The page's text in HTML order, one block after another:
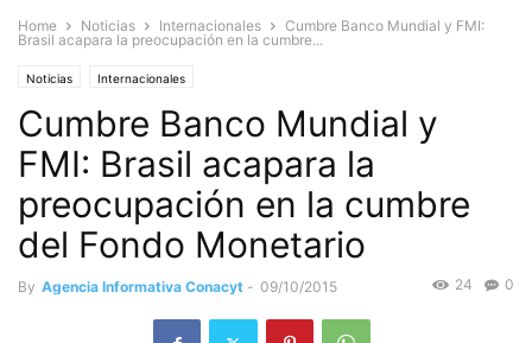
Home Noticias Internacionales
Cumbre Banco Mundial y FMI:
Brasil acapara la preocupación en la cumbre...
Noticias Internacionales
Cumbre Banco Mundial y
FMI: Brasil acapara la
preocupación en la cumbre
del Fondo Monetario
By Agencia Informativa Conacyt - 09/10/2015 0
24